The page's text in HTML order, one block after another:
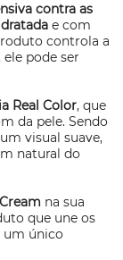
contra as
e com
controla a
pode ser
Real Color, que
da pele. Sendo
visual suave,
natural do
Cream na sua
que une os
um único